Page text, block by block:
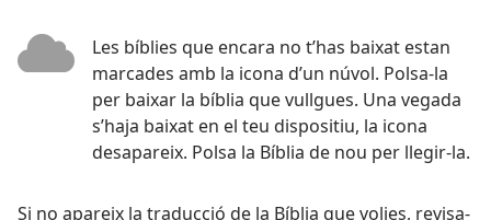
Les bíblies que encara no t’has baixat estan
marcades amb la icona d’un núvol. Polsa-la
per baixar la bíblia que vullgues. Una vegada
s’haja baixat en el teu dispositiu, la icona
desapareix. Polsa la Bíblia de nou per llegir-la.
Si no apareix la traducció de la Bíblia que volies, revisa-